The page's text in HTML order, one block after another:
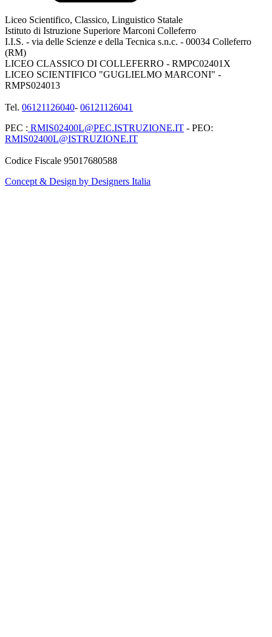
Liceo Scientifico, Classico, Linguistico Statale
Istituto di Istruzione Superiore Marconi Colleferro
I.I.S. - via delle Scienze e della Tecnica s.n.c. - 00034 Colleferro
(RM)
LICEO CLASSICO DI COLLEFERRO - RMPC02401X
LICEO SCIENTIFICO "GUGLIELMO MARCONI" -
RMPS024013
Tel. 06121126040- 06121126041
PEC : RMIS02400L@PEC.ISTRUZIONE.IT - PEO:
RMIS02400L@ISTRUZIONE.IT
Codice Fiscale 95017680588
Concept & Design by Designers Italia